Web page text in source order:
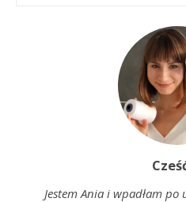
Jestem Ania i wpadłam